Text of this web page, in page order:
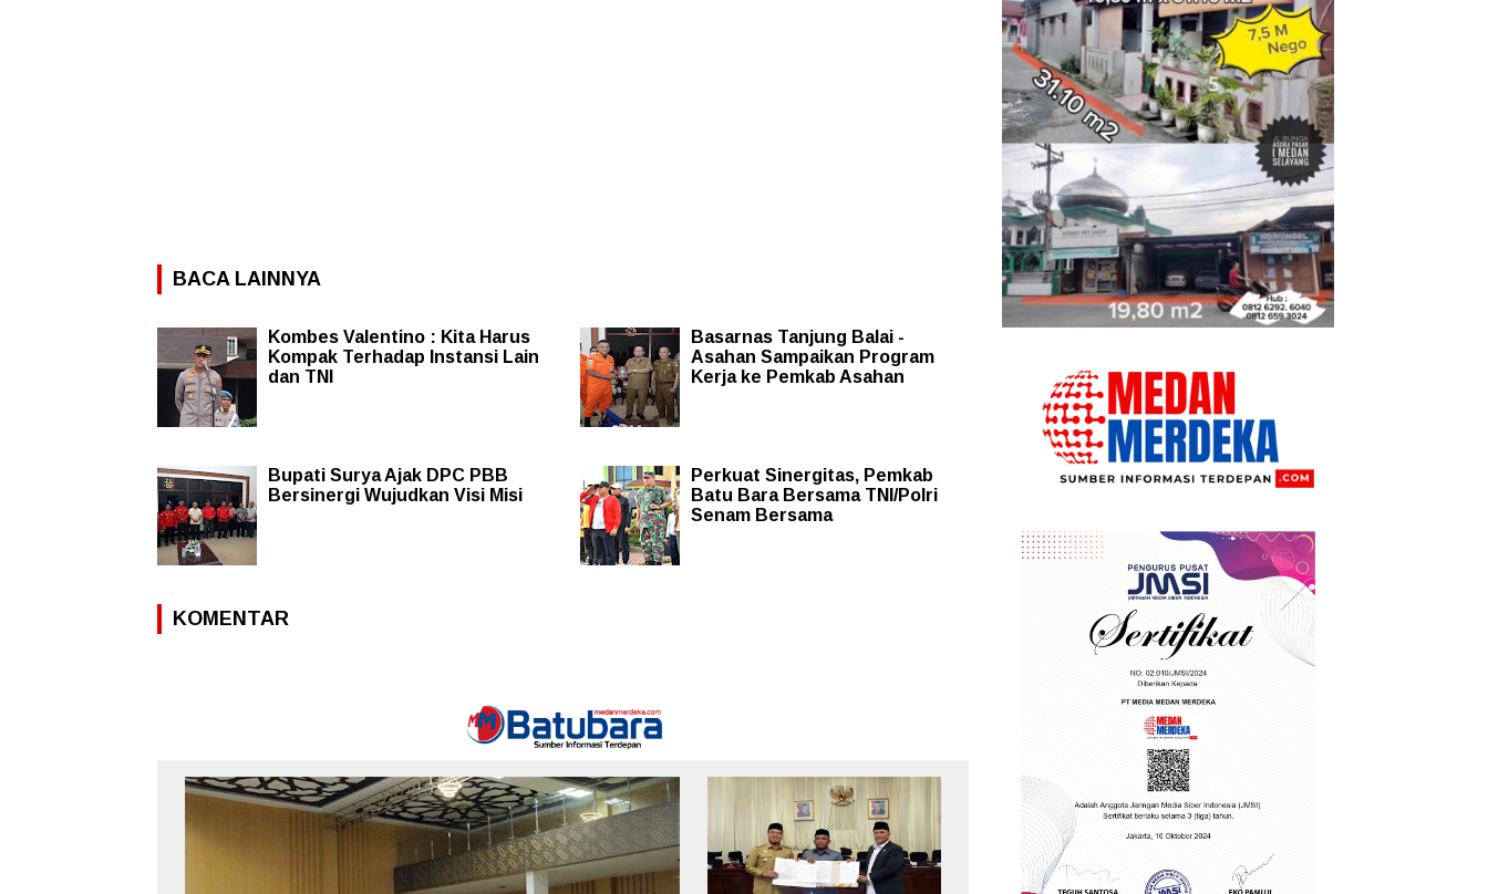
BACA LAINNYA
Kombes Valentino : Kita Harus
Kompak Terhadap Instansi Lain
dan TNI
Basarnas Tanjung Balai -
Asahan Sampaikan Program
Kerja ke Pemkab Asahan
Bupati Surya Ajak DPC PBB
Bersinergi Wujudkan Visi Misi
Perkuat Sinergitas, Pemkab
Batu Bara Bersama TNI/Polri
Senam Bersama
KOMENTAR